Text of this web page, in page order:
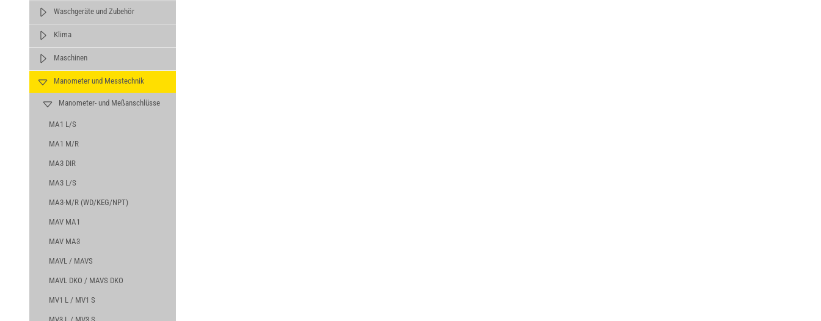
Waschgeräte und Zubehör
Klima
Maschinen
Manometer und Messtechnik
Manometer- und Meßanschlüsse
MA1 L/S
MA1 M/R
MA3 DIR
MA3 L/S
MA3-M/R (WD/KEG/NPT)
MAV MA1
MAV MA3
MAVL / MAVS
MAVL DKO / MAVS DKO
MV1 L / MV1 S